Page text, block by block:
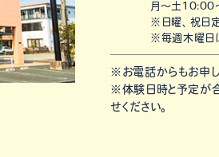
月〜土
※日曜、祝日
※毎週木曜日
※お電話からもお申
※体験日時と予定が
せください。